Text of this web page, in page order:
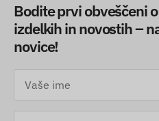
Bodite prvi obveščeni
izdelkih in novostih –
novice!